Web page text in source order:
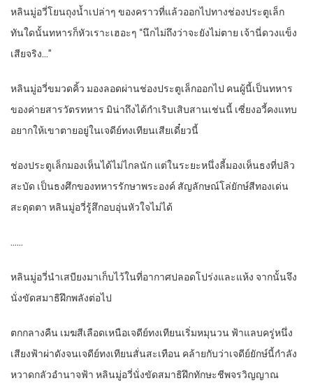
หลินมู่อวี่โยนถุงน้ำเปล่าๆ ของคราวที่แล้วออกไปทางช่องประตูเล็ก
ทันใดนั้นทหารก็หัวเราะเฮอะๆ “นึกไม่ถึงว่าจะยังไม่ตาย เจ้านี่ดวงแข็ง
เสียจริง…”
หลินมู่อวี่ขมวดคิ้ว มองลอดผ่านช่องประตูเล็กออกไป คนผู้นี้เป็นทหาร
ของค่ายสารวัตรทหาร มิน่าถึงได้กำเริบเสิบสานเช่นนี้ เซี่ยงอวี้คงแทบ
อยากให้เขาตายอยู่ในเจดีย์ทงเทียนเสียเดี๋ยวนี้
ช่องประตูเล็กมองเห็นได้ไม่ไกลนัก แต่ในระยะหนึ่งลี้มองเห็นธงที่ปลิว
สะบัด เป็นธงศึกของทหารรักษาพระองค์ สัญลักษณ์โล่ยักษ์สีทองเด่น
สะดุดตา หลินมู่อวี่รู้สึกอบอุ่นหัวใจไม่ได้
……
หลินมู่อวี่นำเสบียงมาเก็บไว้ในที่อากาศปลอดโปร่งและแห้ง จากนั้นจึง
นั่งขัดสมาธิฝึกพลังต่อไป
ตกกลางคืน เมฆสีเลือดเหนือเจดีย์ทงเทียนเริ่มหมุนวน ฟ้าแลบครู่หนึ่ง
เสียงฟ้าผ่าดังจนเจดีย์ทงเทียนสั่นสะเทือน คล้ายกับว่าเจดีย์ยักษ์นี้กำลัง
หวาดกลัวอำนาจฟ้า หลินมู่อวี่นั่งขัดสมาธิฝึกทักษะชีพจรวิญญาณ